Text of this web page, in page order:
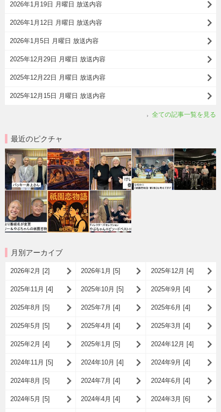
2026年1月19日 月曜日 放送内容
2026年1月12日 月曜日 放送内容
2026年1月5日 月曜日 放送内容
2025年12月29日 月曜日 放送内容
2025年12月22日 月曜日 放送内容
2025年12月15日 月曜日 放送内容
全ての記事一覧を見る
最近のピクチャ
月別アーカイブ
2026年2月 [2] 2026年1月 [5] 2025年12月 [4]
2025年11月 [4] 2025年10月 [5] 2025年9月 [4]
2025年8月 [5] 2025年7月 [4] 2025年6月 [4]
2025年5月 [5] 2025年4月 [4] 2025年3月 [4]
2025年2月 [4] 2025年1月 [5] 2024年12月 [4]
2024年11月 [5] 2024年10月 [4] 2024年9月 [4]
2024年8月 [5] 2024年7月 [4] 2024年6月 [4]
2024年5月 [5] 2024年4月 [4] 2024年3月 [6]